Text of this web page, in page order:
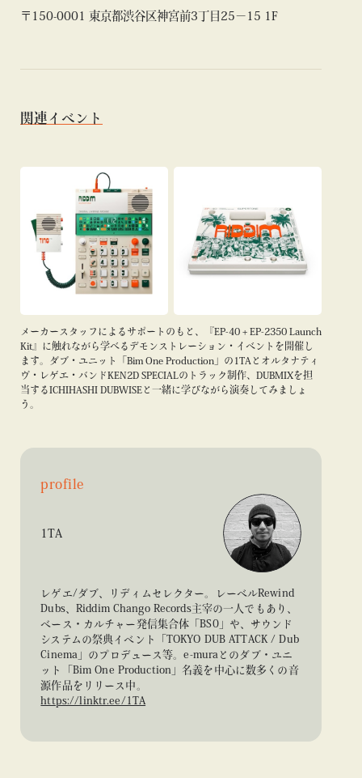
〒150-0001 東京都渋谷区神宮前3丁目25−15 1F
関連イベント
メーカースタッフによるサポートのもと、『EP-40 + EP-2350 Launch
Kit』に触れながら学べるデモンストレーション・イベントを開催し
ます。ダブ・ユニット「Bim One Production」の1TAとオルタナティ
ヴ・レゲエ・バンドKEN2D SPECIALのトラック制作、DUBMIXを担
当するICHIHASHI DUBWISEと一緒に学びながら演奏してみましょ
う。
profile
1TA
レゲエ/ダブ、リディムセレクター。レーベルRewind
Dubs、Riddim Chango Records主宰の一人でもあり、
ベース・カルチャー発信集合体「BS0」や、サウンド
システムの祭典イベント「TOKYO DUB ATTACK / Dub
Cinema」のプロデュース等。e-muraとのダブ・ユニ
ット「Bim One Production」名義を中心に数多くの音
源作品をリリース中。
https://linktr.ee/1TA